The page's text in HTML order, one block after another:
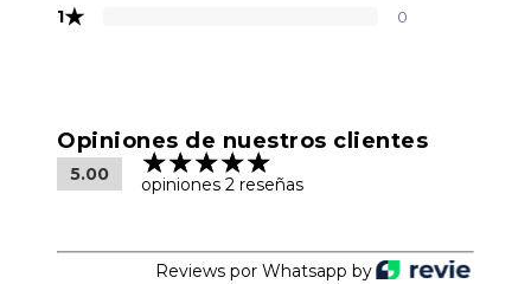
1★ 0
Opiniones de nuestros clientes
5.00 opiniones 2 reseñas
Reviews por Whatsapp by